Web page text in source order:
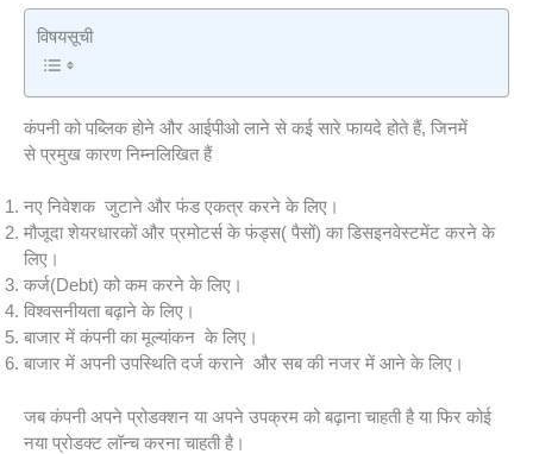
विषयसूची
कंपनी को पब्लिक होने और आईपीओ लाने से कई सारे फायदे होते हैं, जिनमें
से प्रमुख कारण निम्नलिखित हैं
नए निवेशक जुटाने और फंड एकत्र करने के लिए।
मौजूदा शेयरधारकों और प्रमोटर्स के फंड्स( पैसों) का डिसइनवेस्टमेंट करने के
लिए।
कर्ज(Debt) को कम करने के लिए।
विश्वसनीयता बढ़ाने के लिए।
बाजार में कंपनी का मूल्यांकन के लिए।
बाजार में अपनी उपस्थिति दर्ज कराने और सब की नजर में आने के लिए।
जब कंपनी अपने प्रोडक्शन या अपने उपक्रम को बढ़ाना चाहती है या फिर कोई
नया प्रोडक्ट लॉन्च करना चाहती है।